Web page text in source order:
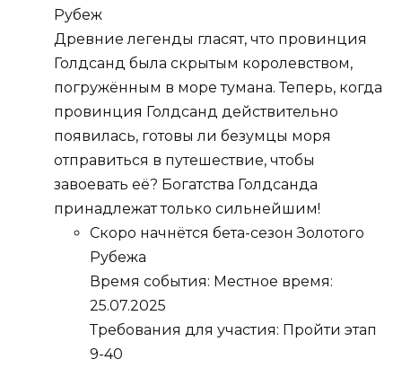
Рубеж
Древние легенды гласят, что провинция
Голдсанд была скрытым королевством,
погружённым в море тумана. Теперь, когда
провинция Голдсанд действительно
появилась, готовы ли безумцы моря
отправиться в путешествие, чтобы
завоевать её? Богатства Голдсанда
принадлежат только сильнейшим!
Скоро начнётся бета-сезон Золотого
Рубежа
Время события: Местное время:
25.07.2025
Требования для участия: Пройти этап
9-40